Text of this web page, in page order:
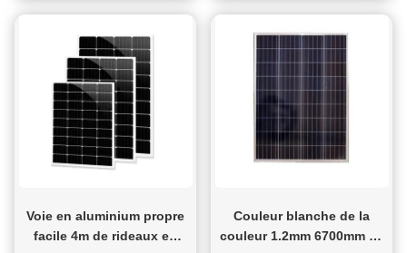
Voie en aluminium propre
facile 4m de rideaux en
Couleur blanche de la
couleur 1.2mm 6700mm en